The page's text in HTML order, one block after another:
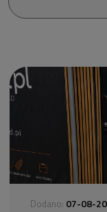
Dodano: 07-08-